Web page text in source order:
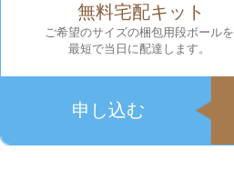
無料宅配キット
ご希望のサイズの梱包用段ボールを
最短で当日に配達します。
申し込む